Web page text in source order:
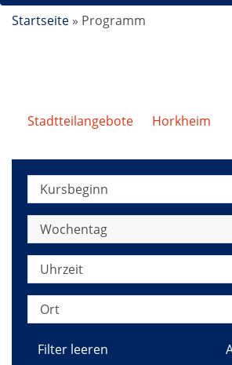
Startseite » Programm
Stadtteilangebote Horkheim
Kursbeginn
Wochentag
Uhrzeit
Ort
Filter leeren